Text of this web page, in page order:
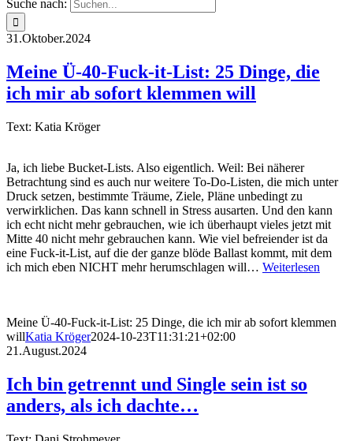
Suche nach:
31.Oktober.2024
Meine Ü-40-Fuck-it-List: 25 Dinge, die
ich mir ab sofort klemmen will
Text: Katia Kröger
Ja, ich liebe Bucket-Lists. Also eigentlich. Weil: Bei näherer
Betrachtung sind es auch nur weitere To-Do-Listen, die mich unter
Druck setzen, bestimmte Träume, Ziele, Pläne unbedingt zu
verwirklichen. Das kann schnell in Stress ausarten. Und den kann
ich echt nicht mehr gebrauchen, wie ich überhaupt vieles jetzt mit
Mitte 40 nicht mehr gebrauchen kann. Wie viel befreiender ist da
eine Fuck-it-List, auf die der ganze blöde Ballast kommt, mit dem
ich mich eben NICHT mehr herumschlagen will… Weiterlesen
Meine Ü-40-Fuck-it-List: 25 Dinge, die ich mir ab sofort klemmen
willKatia Kröger2024-10-23T11:31:21+02:00
21.August.2024
Ich bin getrennt und Single sein ist so
anders, als ich dachte…